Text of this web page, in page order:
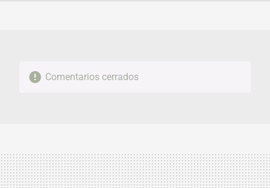
Comentarios cerrados